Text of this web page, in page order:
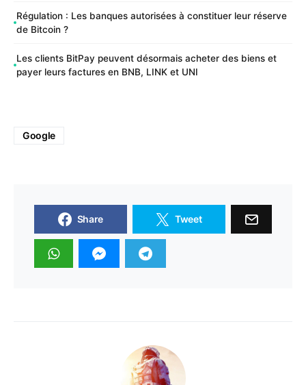
Régulation : Les banques autorisées à constituer leur réserve
de Bitcoin ?
Les clients BitPay peuvent désormais acheter des biens et
payer leurs factures en BNB, LINK et UNI
Google
Share Tweet